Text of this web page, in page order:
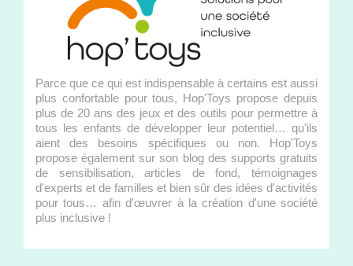
Parce que ce qui est indispensable à certains est aussi
plus confortable pour tous, Hop'Toys propose depuis
plus de 20 ans des jeux et des outils pour permettre à
tous les enfants de développer leur potentiel… qu'ils
aient des besoins spécifiques ou non. Hop'Toys
propose également sur son blog des supports gratuits
de sensibilisation, articles de fond, témoignages
d'experts et de familles et bien sûr des idées d'activités
pour tous… afin d'œuvrer à la création d'une société
plus inclusive !